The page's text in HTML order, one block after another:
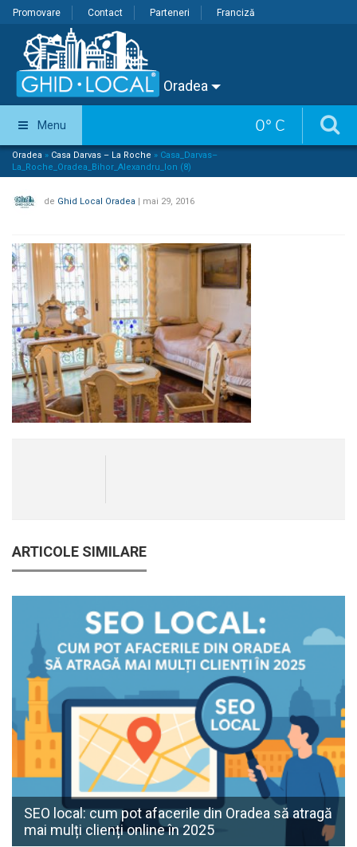
Promovare Contact Parteneri Franciză
Oradea
0° C
Menu
Oradea » Casa Darvas – La Roche » Casa_Darvas–
La_Roche_Oradea_Bihor_Alexandru_Ion (8)
de Ghid Local Oradea | mai 29, 2016
ARTICOLE SIMILARE
SEO local: cum pot afacerile din Oradea să atragă
mai mulți clienți online în 2025